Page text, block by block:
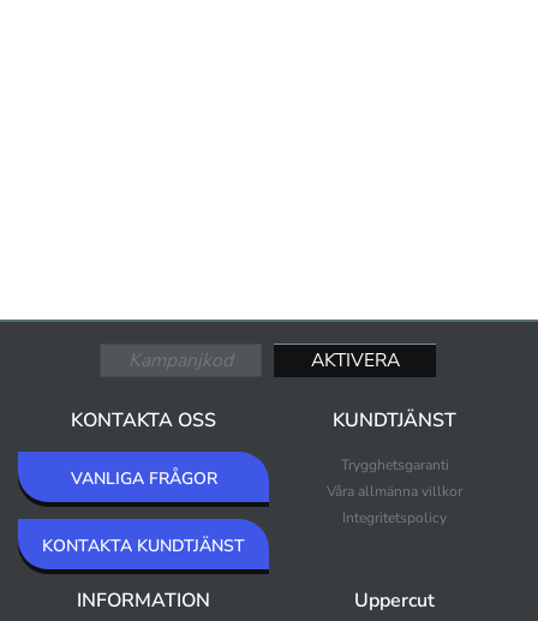
KONTAKTA OSS
VANLIGA FRÅGOR
KONTAKTA KUNDTJÄNST
KUNDTJÄNST
Trygghetsgaranti
Våra allmänna villkor
Integritetspolicy
INFORMATION Uppercut